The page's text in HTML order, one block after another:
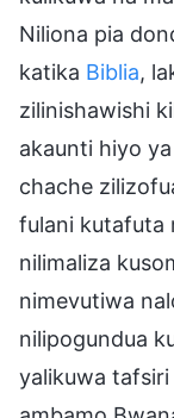
Niliona pia
katika Biblia,
zilinishawishi
akaunti hiyo
chache
fulani kutafuta
nilimaliza
nimevutiwa
nilipogundua
yalikuwa